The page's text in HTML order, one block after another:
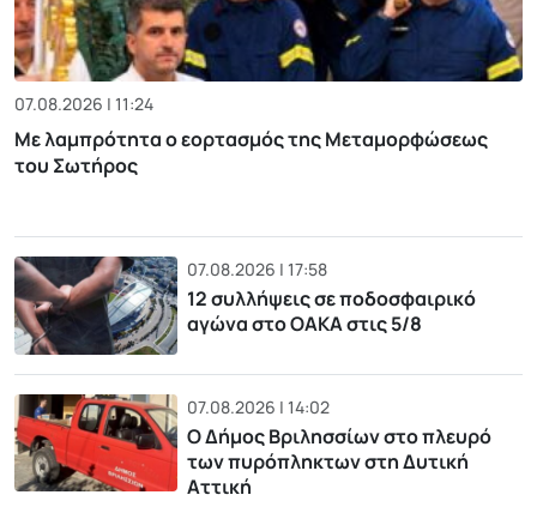
07.08.2026 | 11:24
Με λαμπρότητα ο εορτασμός της Μεταμορφώσεως
του Σωτήρος
07.08.2026 | 17:58
12 συλλήψεις σε ποδοσφαιρικό
αγώνα στο ΟΑΚΑ στις 5/8
07.08.2026 | 14:02
Ο Δήμος Βριλησσίων στο πλευρό
των πυρόπληκτων στη Δυτική
Αττική